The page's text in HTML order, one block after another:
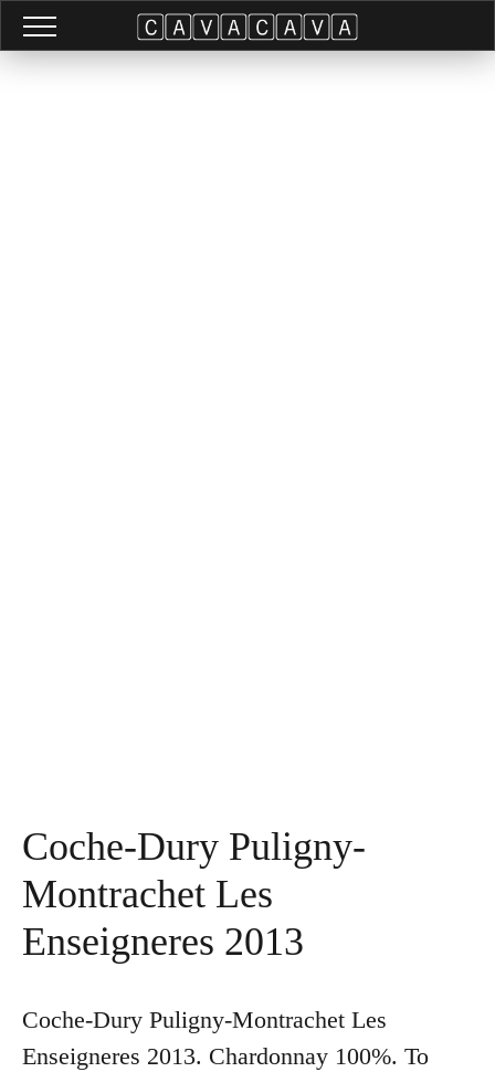
Coche-Dury Puligny-
Montrachet Les
Enseigneres 2013
Coche-Dury Puligny-Montrachet Les
Enseigneres 2013. Chardonnay 100%. Το